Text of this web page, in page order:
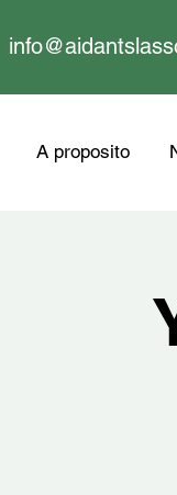
A proposito